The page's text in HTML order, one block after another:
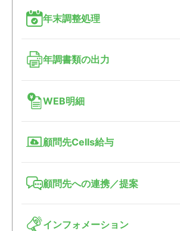
年末調整処理
年調書類の出力
WEB明細
顧問先Cells給与
顧問先への連携／提案
インフォメーション